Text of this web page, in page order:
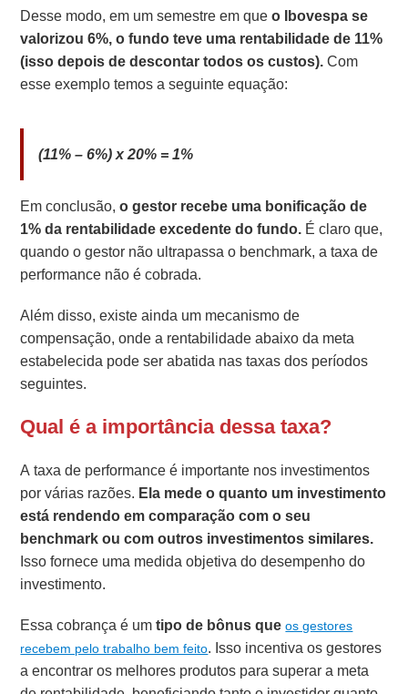
Desse modo, em um semestre em queo Ibovespa se
valorizou 6%, o fundo teve uma rentabilidade de 11%
(isso depois de descontar todos os custos).Com
esse exemplo temos a seguinte equação:
(11% – 6%) x 20% = 1%
Em conclusão,o gestor recebe uma bonificação de
1% da rentabilidade excedente do fundo. É claro que,
quando o gestor não ultrapassa o benchmark, a taxa de
performance não é cobrada.
Além disso, existe ainda um mecanismo de
compensação, onde a rentabilidade abaixo da meta
estabelecida pode ser abatida nas taxas dos períodos
seguintes.
Qual é a importância dessa taxa?
A taxa de performance é importante nos investimentos
por várias razões. Ela mede o quanto um investimento
está rendendo em comparação com o seu
benchmark ou com outros investimentos similares.
Isso fornece uma medida objetiva do desempenho do
investimento.
Essa cobrança é umtipo de bônus queos gestores
recebem pelo trabalho bem feito. Isso incentiva os gestores
a encontrar os melhores produtos para superar a meta